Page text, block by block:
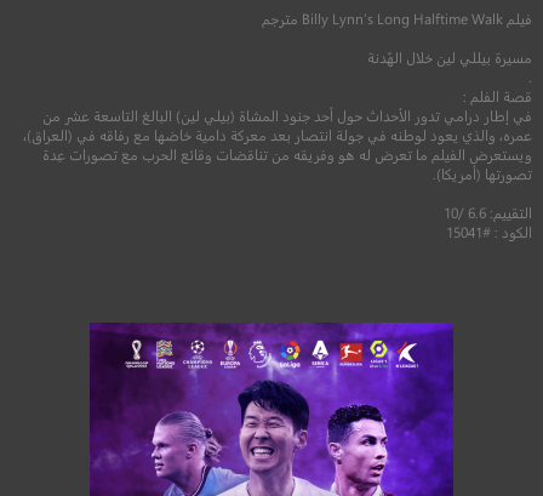
فيلم Billy Lynn’s Long Halftime Walk مترجم
مسيرة بيللي لين خلال الهُدنة
قصة الفلم :
في إطار درامي تدور الأحداث حول أحد جنود المشاة (بيلي لين) البالغ التاسعة عشر من
عمره، والذي يعود لوطنه في جولة انتصار بعد معركة دامية خاضها مع رفاقه في (العراق)،
ويستعرض الفيلم ما تعرض له هو وفريقه من تناقضات وقائع الحرب مع تصورات عِدة
تصورتها (أمريكا).
التقييم: 6.6 /10
الكود : #15041